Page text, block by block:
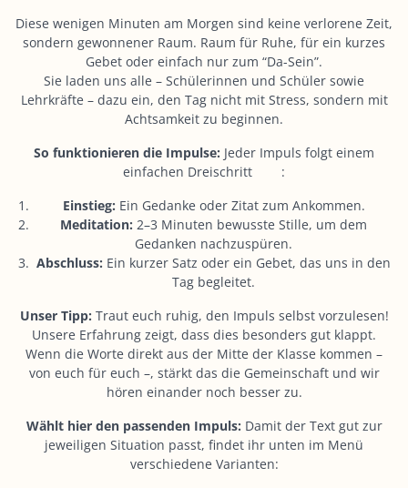
Diese wenigen Minuten am Morgen sind keine verlorene Zeit,
sondern gewonnener Raum. Raum für Ruhe, für ein kurzes
Gebet oder einfach nur zum “Da-Sein”.
Sie laden uns alle – Schülerinnen und Schüler sowie
Lehrkräfte – dazu ein, den Tag nicht mit Stress, sondern mit
Achtsamkeit zu beginnen.
So funktionieren die Impulse: Jeder Impuls folgt einem
einfachen Dreischritt
:
Einstieg: Ein Gedanke oder Zitat zum Ankommen.
Meditation: 2–3 Minuten bewusste Stille, um dem
Gedanken nachzuspüren.
Abschluss: Ein kurzer Satz oder ein Gebet, das uns in den
Tag begleitet.
Unser Tipp: Traut euch ruhig, den Impuls selbst vorzulesen!
Unsere Erfahrung zeigt, dass dies besonders gut klappt.
Wenn die Worte direkt aus der Mitte der Klasse kommen –
von euch für euch –, stärkt das die Gemeinschaft und wir
hören einander noch besser zu.
Wählt hier den passenden Impuls: Damit der Text gut zur
jeweiligen Situation passt, findet ihr unten im Menü
verschiedene Varianten: